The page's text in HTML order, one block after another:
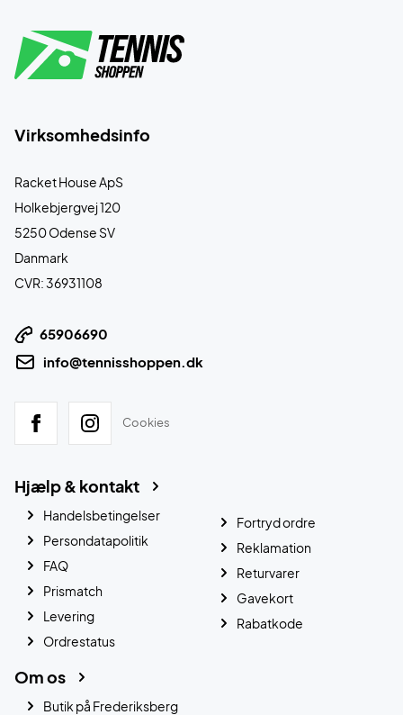
Virksomhedsinfo
Racket House ApS
Holkebjergvej 120
5250 Odense SV
Danmark
CVR: 36931108
65906690
info@tennisshoppen.dk
Cookies
Hjælp & kontakt
Handelsbetingelser
Persondatapolitik
FAQ
Prismatch
Levering
Ordrestatus
Fortryd ordre
Reklamation
Returvarer
Gavekort
Rabatkode
Om os
Butik på Frederiksberg